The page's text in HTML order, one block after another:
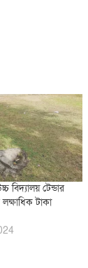
বিদ্যালয় টেন্ডার
টাকা